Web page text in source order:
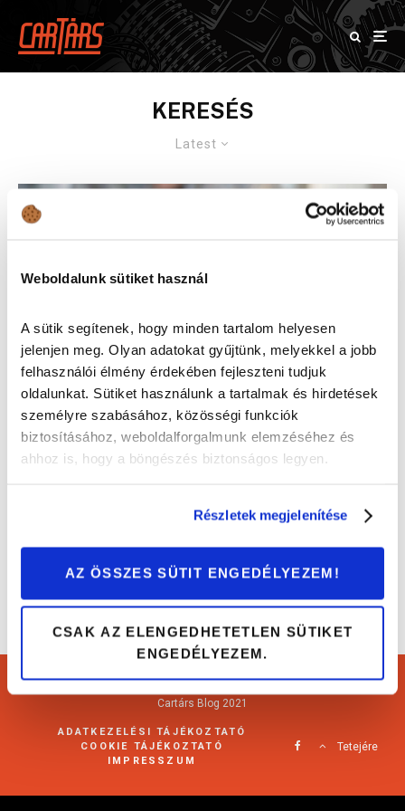
Weboldalunk sütiket használ
A sütik segítenek, hogy minden tartalom helyesen
jelenjen meg. Olyan adatokat gyűjtünk, melyekkel a jobb
felhasználói élmény érdekében fejleszteni tudjuk
oldalunkat. Sütiket használunk a tartalmak és hirdetések
személyre szabásához, közösségi funkciók
biztosításához, weboldalforgalmunk elemzéséhez és
ahhoz is, hogy a böngészés biztonságos legyen.
Részletek megjelenítése
AZ ÖSSZES SÜTIT ENGEDÉLYEZEM!
CSAK AZ ELENGEDHETETLEN SÜTIKET
ENGEDÉLYEZEM.
KERESÉS
Latest
Ezekre figyelj, amikor használtautó-
Cartárs Blog 2021
ADATKEZELÉSI TÁJÉKOZTATÓ
COOKIE TÁJÉKOZTATÓ
IMPRESSZUM
Tetejére